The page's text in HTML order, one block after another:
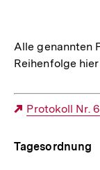
Alle genannten
Reihenfolge
Externer
Protokoll Nr. 6
Tagesordnung